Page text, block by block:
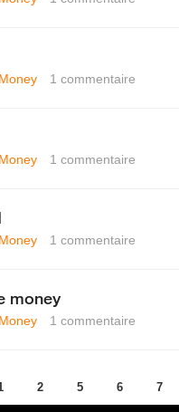
1 commentaire
1 commentaire
1 commentaire
money
1 commentaire
2 5 6 7